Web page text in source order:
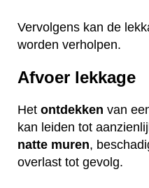
Vervolgens kan de
worden verholpen.
Afvoer lekkage
Het ontdekken van
kan leiden tot
natte muren,
overlast tot gevolg.